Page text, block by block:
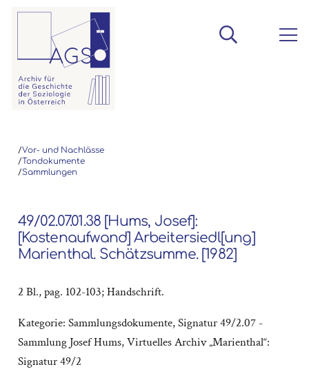
/Vor- und Nachlässe
/Tondokumente
/Sammlungen
49/02.07.01.38 [Hums, Josef]:
[Kostenaufwand] Arbeitersiedl[ung]
Marienthal. Schätzsumme. [1982]
2 Bl., pag. 102-103; Handschrift.
Kategorie: Sammlungsdokumente,Signatur 49/2.07 -
Sammlung Josef Hums,Virtuelles Archiv „Marienthal“:
Signatur 49/2